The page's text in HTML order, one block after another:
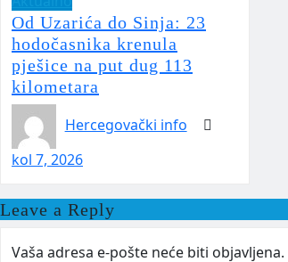
Od Uzarića do Sinja: 23
hodočasnika krenula
pješice na put dug 113
kilometara
Hercegovački info
kol 7, 2026
Leave a Reply
Vaša adresa e-pošte neće biti objavljena.